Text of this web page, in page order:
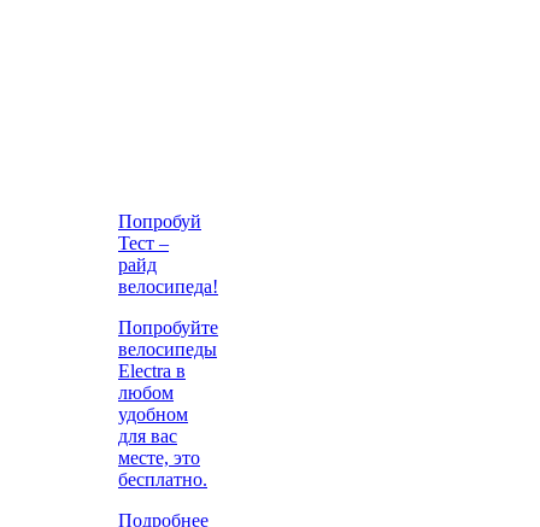
Попробуй
Тест –
райд
велосипеда!
Попробуйте
велосипеды
Electra в
любом
удобном
для вас
месте, это
бесплатно.
Подробнее